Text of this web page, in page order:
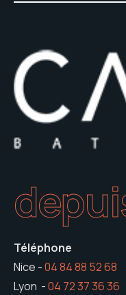
Téléphone
Nice -04 84 88 52 68
Lyon -04 72 37 36 36